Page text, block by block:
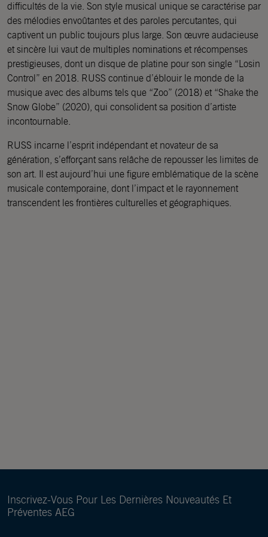
difficultés de la vie. Son style musical unique se caractérise par
des mélodies envoûtantes et des paroles percutantes, qui
captivent un public toujours plus large. Son œuvre audacieuse
et sincère lui vaut de multiples nominations et récompenses
prestigieuses, dont un disque de platine pour son single “Losin
Control” en 2018. RUSS continue d’éblouir le monde de la
musique avec des albums tels que “Zoo” (2018) et “Shake the
Snow Globe” (2020), qui consolident sa position d’artiste
incontournable.
RUSS incarne l’esprit indépendant et novateur de sa
génération, s’efforçant sans relâche de repousser les limites de
son art. Il est aujourd’hui une figure emblématique de la scène
musicale contemporaine, dont l’impact et le rayonnement
transcendent les frontières culturelles et géographiques.
Inscrivez-Vous Pour Les Dernières Nouveautés Et
Préventes AEG